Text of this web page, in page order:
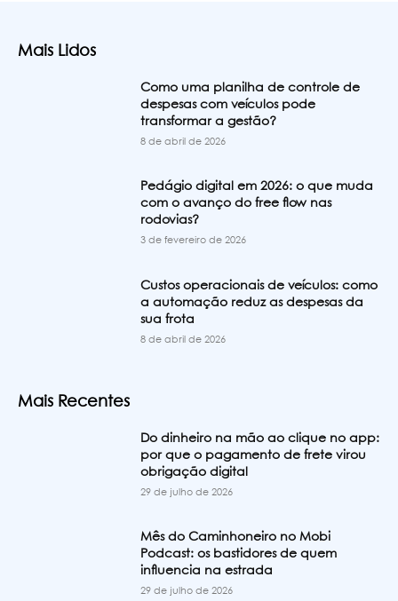
Mais Lidos
Como uma planilha de controle de
despesas com veículos pode
transformar a gestão?
8 de abril de 2026
Pedágio digital em 2026: o que muda
com o avanço do free flow nas
rodovias?
3 de fevereiro de 2026
Custos operacionais de veículos: como
a automação reduz as despesas da
sua frota
8 de abril de 2026
Mais Recentes
Do dinheiro na mão ao clique no app:
por que o pagamento de frete virou
obrigação digital
29 de julho de 2026
Mês do Caminhoneiro no Mobi
Podcast: os bastidores de quem
influencia na estrada
29 de julho de 2026